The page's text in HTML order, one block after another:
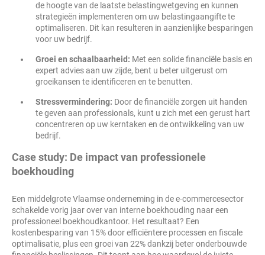
de hoogte van de laatste belastingwetgeving en kunnen
strategieën implementeren om uw belastingaangifte te
optimaliseren. Dit kan resulteren in aanzienlijke besparingen
voor uw bedrijf.
Groei en schaalbaarheid: Met een solide financiële basis en
expert advies aan uw zijde, bent u beter uitgerust om
groeikansen te identificeren en te benutten.
Stressvermindering: Door de financiële zorgen uit handen
te geven aan professionals, kunt u zich met een gerust hart
concentreren op uw kerntaken en de ontwikkeling van uw
bedrijf.
Case study: De impact van professionele
boekhouding
Een middelgrote Vlaamse onderneming in de e-commercesector
schakelde vorig jaar over van interne boekhouding naar een
professioneel boekhoudkantoor. Het resultaat? Een
kostenbesparing van 15% door efficiëntere processen en fiscale
optimalisatie, plus een groei van 22% dankzij beter onderbouwde